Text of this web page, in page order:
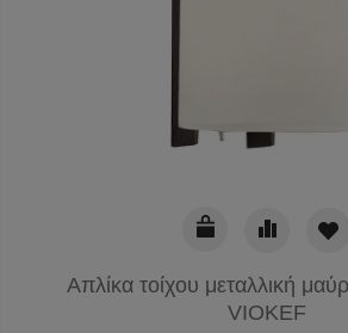
Απλίκα τοίχου μεταλλική
VIOKEF